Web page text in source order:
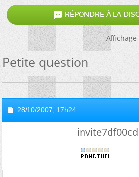
 RÉPONDRE À LA
Affichage
Petite question
28/10/2007, 17h24